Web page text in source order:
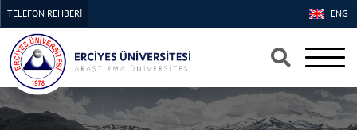
×
×
ENG
TELEFON REHBERİ